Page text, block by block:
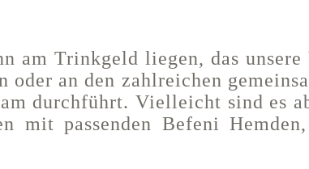
am Trinkgeld liegen, das unsere
an den zahlreichen
durchführt. Vielleicht sind es
mit passenden Befeni